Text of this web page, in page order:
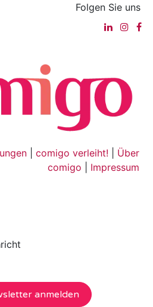
Folgen Sie uns
comigo verleiht!
Über
comigo
Impressum
anmelden